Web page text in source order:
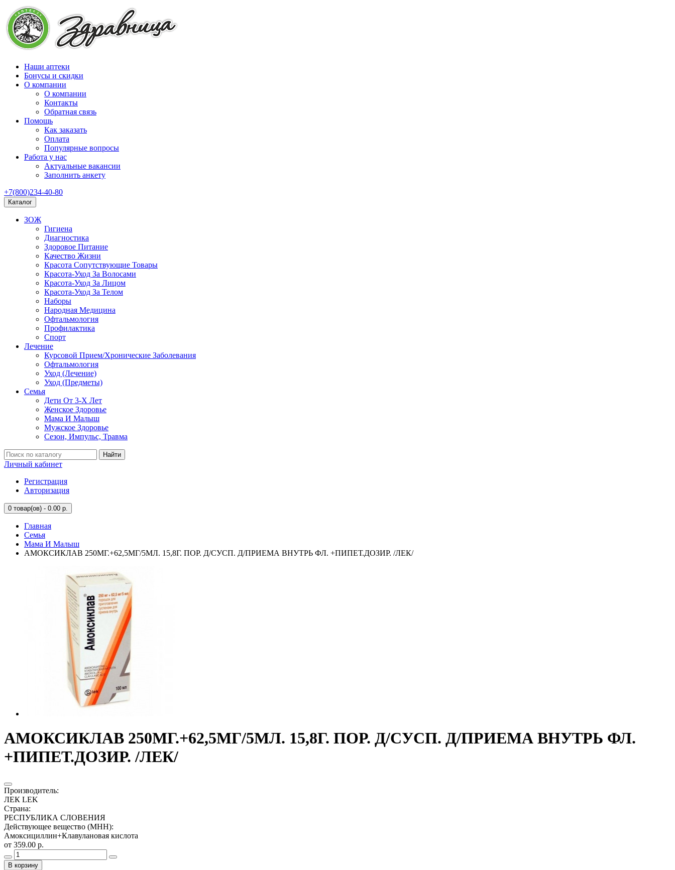
Наши аптеки
Бонусы и скидки
О компании
О компании
Контакты
Обратная связь
Помощь
Как заказать
Оплата
Популярные вопросы
Работа у нас
Актуальные вакансии
Заполнить анкету
+7(800)234-40-80
Каталог
ЗОЖ
Гигиена
Диагностика
Здоровое Питание
Качество Жизни
Красота Сопутствующие Товары
Красота-Уход За Волосами
Красота-Уход За Лицом
Красота-Уход За Телом
Наборы
Народная Медицина
Офтальмология
Профилактика
Спорт
Лечение
Курсовой Прием/Хронические Заболевания
Офтальмология
Уход (Лечение)
Уход (Предметы)
Семья
Дети От 3-Х Лет
Женское Здоровье
Мама И Малыш
Мужское Здоровье
Сезон, Импульс, Травма
Найти
Личный кабинет
Регистрация
Авторизация
0 товар(ов) - 0.00 р.
Главная
Семья
Мама И Малыш
АМОКСИКЛАВ 250МГ.+62,5МГ/5МЛ. 15,8Г. ПОР. Д/СУСП. Д/ПРИЕМА ВНУТРЬ ФЛ. +ПИПЕТ.ДОЗИР. /ЛЕК/
АМОКСИКЛАВ 250МГ.+62,5МГ/5МЛ. 15,8Г. ПОР. Д/СУСП. Д/ПРИЕМА ВНУТРЬ ФЛ.
+ПИПЕТ.ДОЗИР. /ЛЕК/
Производитель:
ЛЕК LEK
Страна:
РЕСПУБЛИКА СЛОВЕНИЯ
Действующее вещество (МНН):
Амоксициллин+Клавулановая кислота
от 359.00 р.
В корзину